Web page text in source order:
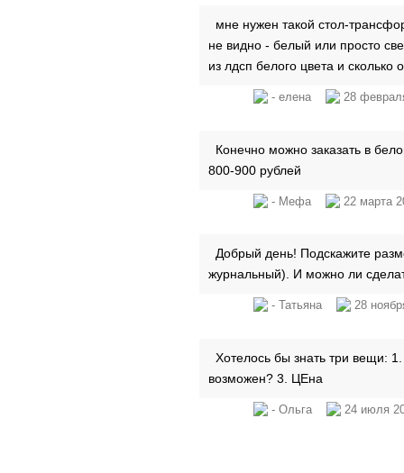
мне нужен такой стол-
не видно - белый или просто
из лдсп белого цвета и сколько
- елена 28
Конечно можно заказать в
800-900 рублей
- Мефа 22 марта
Добрый день! Подскажите
журнальный). И можно ли
- Татьяна 28
Хотелось бы знать три вещи:
возможен? 3. ЦЕна
- Ольга 24 июля